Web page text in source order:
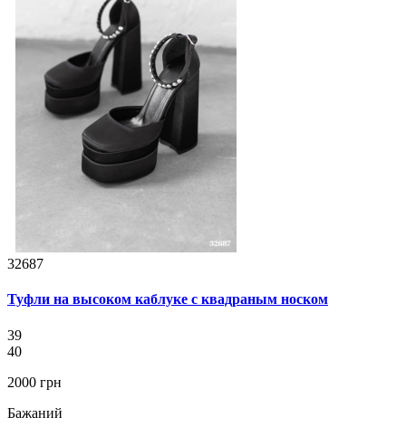
32687
Туфли на высоком каблуке с квадраным носком
39
40
2000 грн
Бажаний